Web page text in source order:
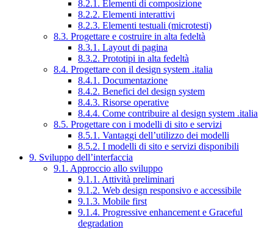
8.2.1. Elementi di composizione
8.2.2. Elementi interattivi
8.2.3. Elementi testuali (microtesti)
8.3. Progettare e costruire in alta fedeltà
8.3.1. Layout di pagina
8.3.2. Prototipi in alta fedeltà
8.4. Progettare con il design system .italia
8.4.1. Documentazione
8.4.2. Benefici del design system
8.4.3. Risorse operative
8.4.4. Come contribuire al design system .italia
8.5. Progettare con i modelli di sito e servizi
8.5.1. Vantaggi dell’utilizzo dei modelli
8.5.2. I modelli di sito e servizi disponibili
9. Sviluppo dell’interfaccia
9.1. Approccio allo sviluppo
9.1.1. Attività preliminari
9.1.2. Web design responsivo e accessibile
9.1.3. Mobile first
9.1.4. Progressive enhancement e Graceful
degradation